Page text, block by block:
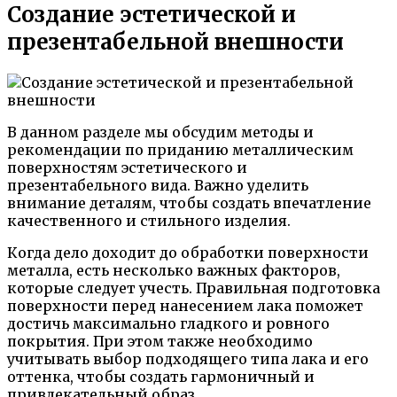
Создание эстетической и
презентабельной внешности
В данном разделе мы обсудим методы и
рекомендации по приданию металлическим
поверхностям эстетического и
презентабельного вида. Важно уделить
внимание деталям, чтобы создать впечатление
качественного и стильного изделия.
Когда дело доходит до обработки поверхности
металла, есть несколько важных факторов,
которые следует учесть. Правильная подготовка
поверхности перед нанесением лака поможет
достичь максимально гладкого и ровного
покрытия. При этом также необходимо
учитывать выбор подходящего типа лака и его
оттенка, чтобы создать гармоничный и